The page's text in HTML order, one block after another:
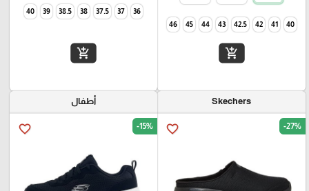
40
41
42
42.5
43
44
45
46
add_shopping_cart
36
37
37.5
38
38.5
39
40
add_shopping_cart
Skechers
favorite_border -27%
أطفال
favorite_border -15%